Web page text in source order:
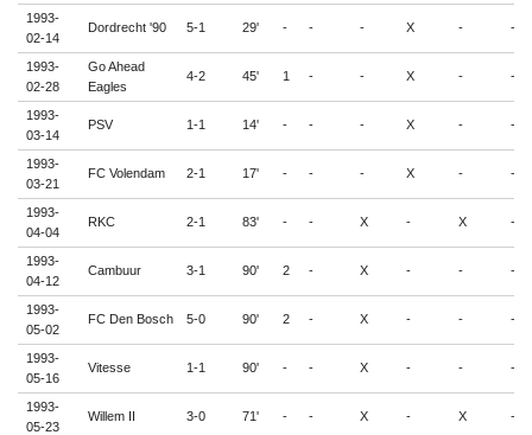
1993-
02-14
Dordrecht '90 5-1 29' - - - X - -
1993-
02-28
Go Ahead
Eagles
4-2 45' 1 - - X - -
1993-
03-14
PSV 1-1 14' - - - X - -
1993-
03-21
FC Volendam 2-1 17' - - - X - -
1993-
04-04
RKC 2-1 83' - - X - X -
1993-
04-12
Cambuur 3-1 90' 2 - X - - -
1993-
05-02
FC Den Bosch 5-0 90' 2 - X - - -
1993-
05-16
Vitesse 1-1 90' - - X - - -
1993-
05-23
Willem II 3-0 71' - - X - X -